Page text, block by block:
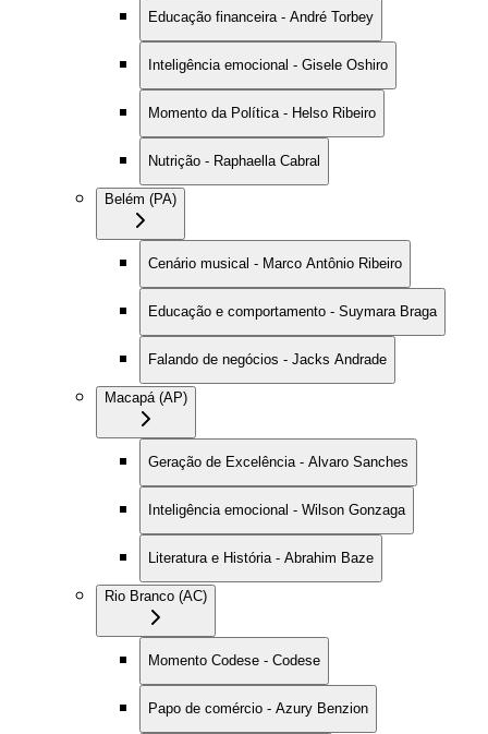
Educação financeira - André Torbey
Inteligência emocional - Gisele Oshiro
Momento da Política - Helso Ribeiro
Nutrição - Raphaella Cabral
Belém (PA)
Cenário musical - Marco Antônio Ribeiro
Educação e comportamento - Suymara Braga
Falando de negócios - Jacks Andrade
Macapá (AP)
Geração de Excelência - Alvaro Sanches
Inteligência emocional - Wilson Gonzaga
Literatura e História - Abrahim Baze
Rio Branco (AC)
Momento Codese - Codese
Papo de comércio - Azury Benzion